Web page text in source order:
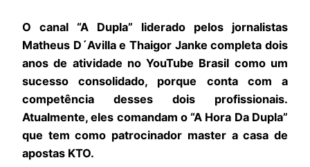
O canal “A Dupla” liderado pelos jornalistas
Matheus D´Avilla e Thaigor Janke completa dois
anos de atividade no YouTube Brasil como um
sucesso consolidado, porque conta com a
competência desses dois profissionais.
Atualmente, eles comandam o “A Hora Da Dupla”
que tem como patrocinador master a casa de
apostas KTO.